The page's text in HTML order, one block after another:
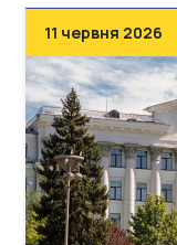
11 червня 2026